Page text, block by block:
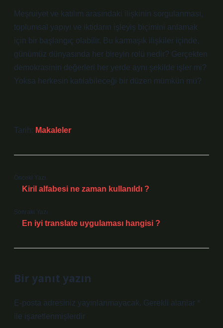
Meşruiyet ve katılım arasındaki ilişkinin sorgulanması,
toplumsal yapıyı ve iktidarın işleyiş biçimini anlamak
için bir başlangıç olabilir. Bu karmaşık ilişkiler içinde,
günümüz dünyasında her bireyin rolü nedir? Gerçekten
demokrasinin değerleri her yerde aynı şekilde işler mi?
Yoksa herkesin katılabileceği bir düzen mümkün mü?
Tarih: Makaleler
Önceki Yazı
Kiril alfabesi ne zaman kullanıldı ?
Sonraki Yazı
En iyi translate uygulaması hangisi ?
Bir yanıt yazın
E-posta adresiniz yayınlanmayacak. Gerekli alanlar *
ile işaretlenmişlerdir